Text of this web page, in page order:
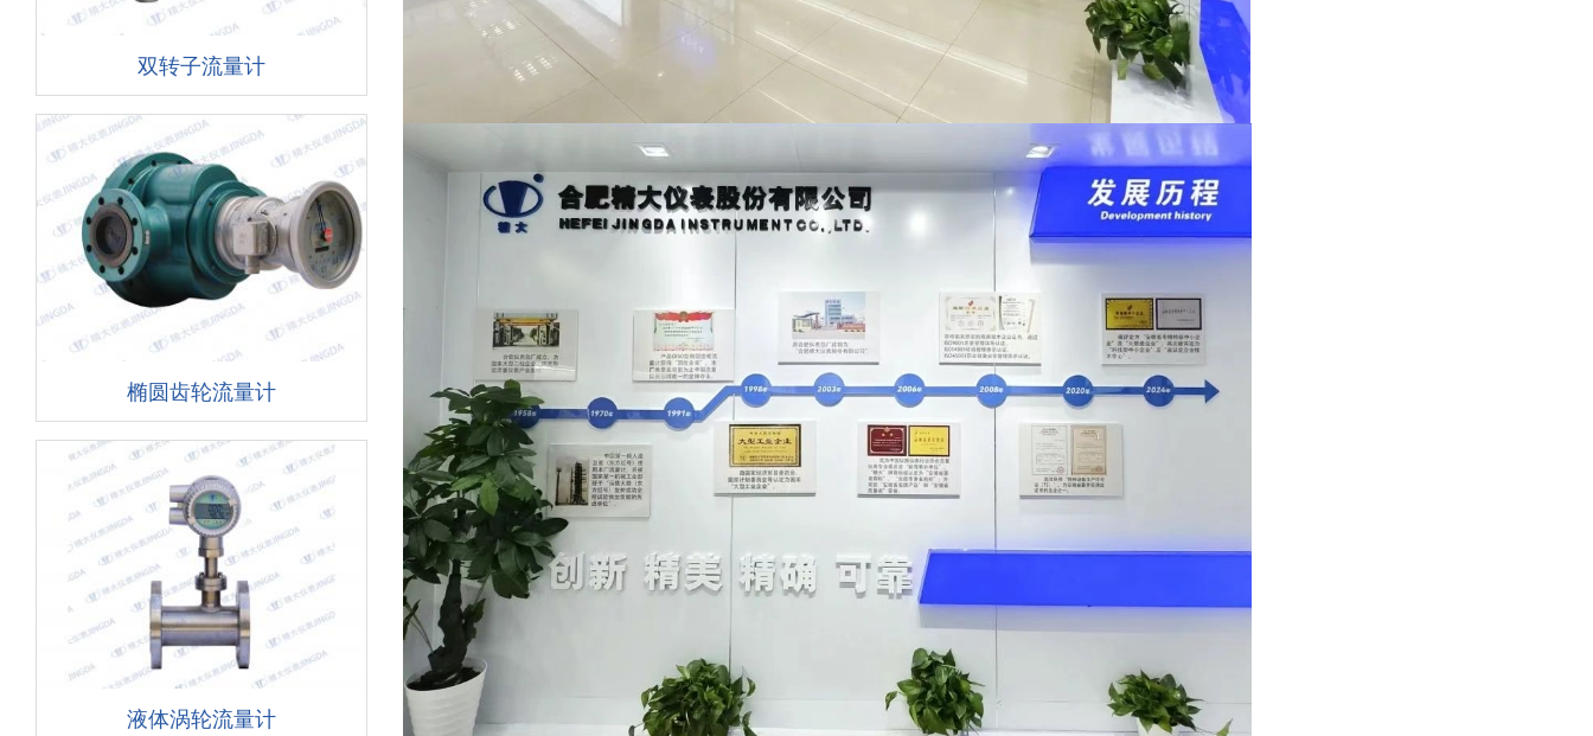
双转子流量计
椭圆齿轮流量计
液体涡轮流量计